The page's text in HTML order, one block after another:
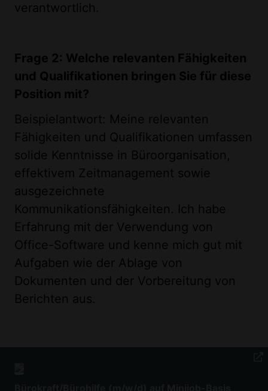
verantwortlich.
Frage 2: Welche relevanten Fähigkeiten
und Qualifikationen bringen Sie für diese
Position mit?
Beispielantwort: Meine relevanten
Fähigkeiten und Qualifikationen umfassen
solide Kenntnisse in Büroorganisation,
effektivem Zeitmanagement sowie
ausgezeichnete
Kommunikationsfähigkeiten. Ich habe
Erfahrung mit der Verwendung von
Office-Software und kenne mich gut mit
Aufgaben wie der Ablage von
Dokumenten und der Vorbereitung von
Berichten aus.